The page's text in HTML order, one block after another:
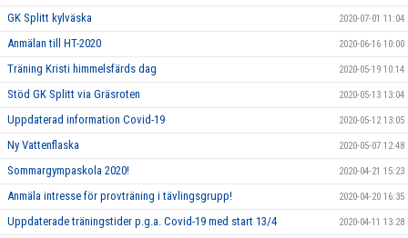
GK Splitt kylväska 2020-07-01 11:04
Anmälan till HT-2020 2020-06-16 10:00
Träning Kristi himmelsfärds dag 2020-05-19 10:14
Stöd GK Splitt via Gräsroten 2020-05-13 13:04
Uppdaterad information Covid-19 2020-05-12 13:05
Ny Vattenflaska 2020-05-07 12:48
Sommargympaskola 2020! 2020-04-21 15:23
Anmäla intresse för provträning i tävlingsgrupp! 2020-04-20 16:35
Uppdaterade träningstider p.g.a. Covid-19 med start 13/4 2020-04-11 13:28